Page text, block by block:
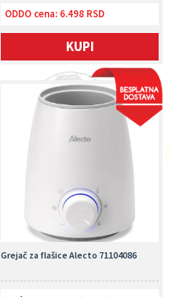
ODDO cena: 6.498 RSD
KUPI
Grejač za flašice Alecto 71104086